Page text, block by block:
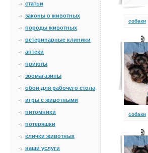
статьи
законы о животных
породы животных
ветеринарные клиники
аптеки
приюты
зоомагазины
обои для рабочего стола
игры с животными
питомники
потеряшки
клички животных
наши услуги
cобаки
cобаки